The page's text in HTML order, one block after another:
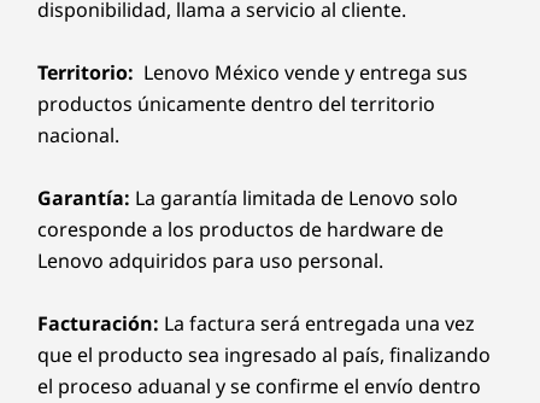
disponibilidad, llama a servicio al cliente.
Territorio: Lenovo México vende y entrega sus
productos únicamente dentro del territorio
nacional.
Garantía: La garantía limitada de Lenovo solo
coresponde a los productos de hardware de
Lenovo adquiridos para uso personal.
Facturación: La factura será entregada una vez
que el producto sea ingresado al país, finalizando
el proceso aduanal y se confirme el envío dentro